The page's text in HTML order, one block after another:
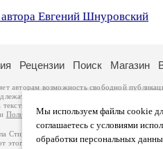
Евгений Шнуровский
Мы используем файлы cookie
соглашаетесь с условиями
обработки персональных
Рецензии Поиск Магазин
авторам возможность свободной
авторам и охраняются
.
тексты произведений авторы несут
Политики обработки персональных данных.
Стихи.ру – порядка 200 тысяч
этого текста. В каждой графе указано по